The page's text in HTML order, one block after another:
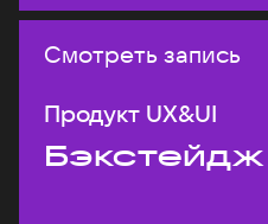
Смотреть запись
Продукт UX&UI
Бэкстейдж